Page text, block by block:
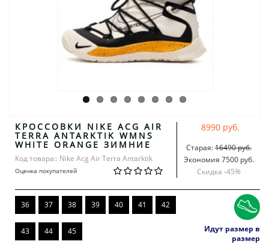
КРОССОВКИ NIKE ACG AIR
TERRA ANTARKTIK WMNS
WHITE ORANGE ЗИМНИЕ
Код товара:: Nike Acg Air Terra Antarktik
Оценка покупателей
8990 руб.
Старая:16490 руб.
Экономия 7500 руб.
Скидка -45%
36 37 38 39 40 41 42
43 44 45
Идут размер в
размер